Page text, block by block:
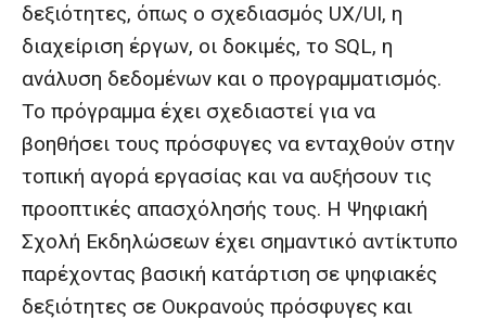
δεξιότητες, όπως ο σχεδιασμός UX/UI, η
διαχείριση έργων, οι δοκιμές, το SQL, η
ανάλυση δεδομένων και ο προγραμματισμός.
Το πρόγραμμα έχει σχεδιαστεί για να
βοηθήσει τους πρόσφυγες να ενταχθούν στην
τοπική αγορά εργασίας και να αυξήσουν τις
προοπτικές απασχόλησής τους. Η Ψηφιακή
Σχολή Εκδηλώσεων έχει σημαντικό αντίκτυπο
παρέχοντας βασική κατάρτιση σε ψηφιακές
δεξιότητες σε Ουκρανούς πρόσφυγες και